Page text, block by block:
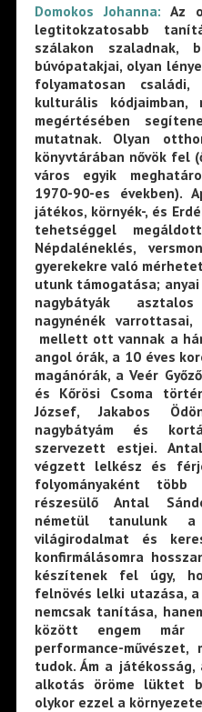
Domokos Johanna: Az
legtitokzatosabb
szálakon szaladnak,
búvópatakjai, olyan
folyamatosan
kulturális kódjaimban,
megértésében
mutatnak. Olyan
könyvtárában nővök fel
város egyik
1970-90-es években).
játékos, környék-, és
tehetséggel
Népdaléneklés,
gyerekekre való
utunk támogatása;
nagybátyák
nagynénék
mellett ott vannak a
angol órák, a 10 éves
magánórák, a Veér
és Kőrösi Csoma
József, Jakabos
nagybátyám és
szervezett estjei.
végzett lelkész és
folyományaként több
részesülő Antal
németül tanulunk
világirodalmat és
konfirmálásomra
készítenek fel úgy,
felnövés lelki utazása,
nemcsak tanítása,
között engem már
performance-
tudok. Ám a
alkotás öröme lüktet
olykor ezzel a